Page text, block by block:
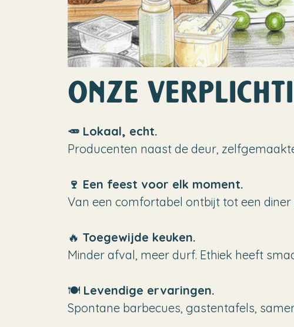
onze
🥕 Lokaal, echt.
Producenten naast de deur,
🍷 Een feest voor elk moment.
Van een comfortabel ontbijt tot een
🔥 Toegewijde keuken.
Minder afval, meer durf. Ethiek heeft
🍽️ Levendige ervaringen.
Spontane barbecues, gastentafels,